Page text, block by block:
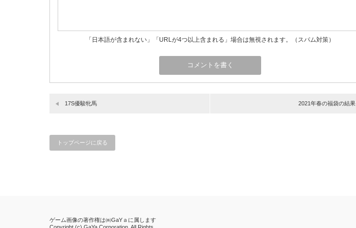
「日本語が含まれない」「URLが4つ以上含まれる」場合は無視されます。（スパム対策）
17S優駿牝馬 2021年春の福袋の結果
トップページに戻る
ゲーム画像の著作権は㈱GaYａに属します